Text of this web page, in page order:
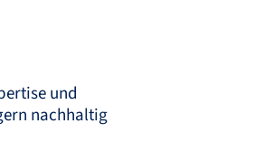
und
nachhaltig